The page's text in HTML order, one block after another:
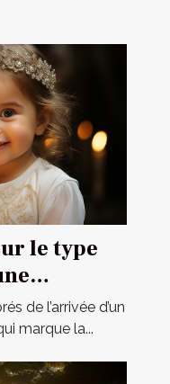
le type
?
de l’arrivée d’un
marque la...